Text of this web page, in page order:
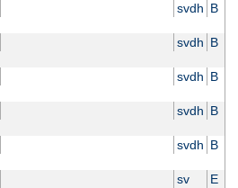
svdh B
svdh B
svdh B
svdh B
svdh B
sv E